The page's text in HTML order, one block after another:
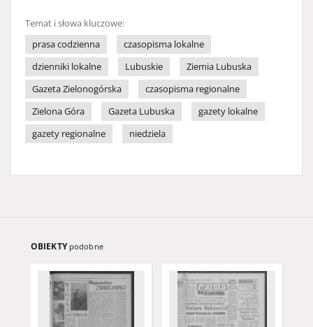
Temat i słowa kluczowe:
prasa codzienna
czasopisma lokalne
dzienniki lokalne
Lubuskie
Ziemia Lubuska
Gazeta Zielonogórska
czasopisma regionalne
Zielona Góra
Gazeta Lubuska
gazety lokalne
gazety regionalne
niedziela
OBIEKTY podobne